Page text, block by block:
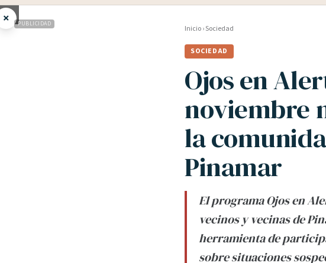
× PUBLICIDAD Inicio›Sociedad
SOCIEDAD
Ojos en
noviembre
la
Pinamar
El programa Ojos en
vecinos y vecinas de
herramienta de
sobre situaciones